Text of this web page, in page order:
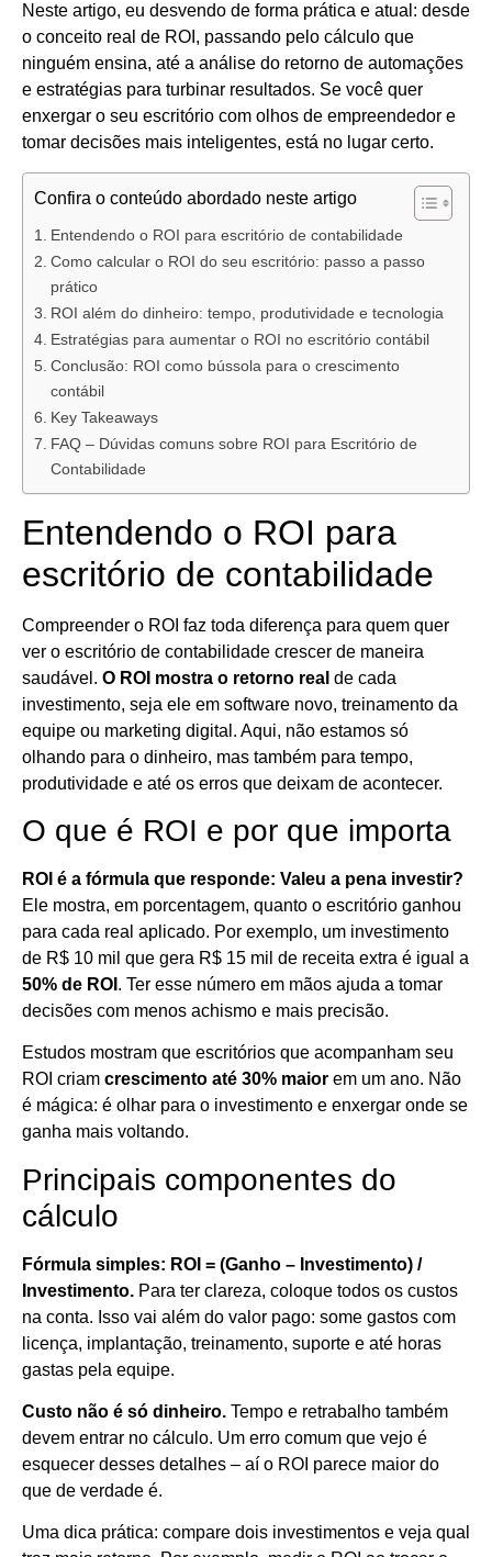
Neste artigo, eu desvendo de forma prática e atual: desde
o conceito real de ROI, passando pelo cálculo que
ninguém ensina, até a análise do retorno de automações
e estratégias para turbinar resultados. Se você quer
enxergar o seu escritório com olhos de empreendedor e
tomar decisões mais inteligentes, está no lugar certo.
Confira o conteúdo abordado neste artigo
Entendendo o ROI para escritório de contabilidade
Como calcular o ROI do seu escritório: passo a passo
prático
ROI além do dinheiro: tempo, produtividade e tecnologia
Estratégias para aumentar o ROI no escritório contábil
Conclusão: ROI como bússola para o crescimento
contábil
Key Takeaways
FAQ – Dúvidas comuns sobre ROI para Escritório de
Contabilidade
Entendendo o ROI para
escritório de contabilidade
Compreender o ROI faz toda diferença para quem quer
ver o escritório de contabilidade crescer de maneira
saudável. O ROI mostra o retorno real de cada
investimento, seja ele em software novo, treinamento da
equipe ou marketing digital. Aqui, não estamos só
olhando para o dinheiro, mas também para tempo,
produtividade e até os erros que deixam de acontecer.
O que é ROI e por que importa
ROI é a fórmula que responde: Valeu a pena investir?
Ele mostra, em porcentagem, quanto o escritório ganhou
para cada real aplicado. Por exemplo, um investimento
de R$ 10 mil que gera R$ 15 mil de receita extra é igual a
50% de ROI . Ter esse número em mãos ajuda a tomar
decisões com menos achismo e mais precisão.
Estudos mostram que escritórios que acompanham seu
ROI criam crescimento até 30% maior em um ano. Não
é mágica: é olhar para o investimento e enxergar onde se
ganha mais voltando.
Principais componentes do
cálculo
Fórmula simples: ROI = (Ganho – Investimento) /
Investimento. Para ter clareza, coloque todos os custos
na conta. Isso vai além do valor pago: some gastos com
licença, implantação, treinamento, suporte e até horas
gastas pela equipe.
Custo não é só dinheiro. Tempo e retrabalho também
devem entrar no cálculo. Um erro comum que vejo é
esquecer desses detalhes – aí o ROI parece maior do
que de verdade é.
Uma dica prática: compare dois investimentos e veja qual